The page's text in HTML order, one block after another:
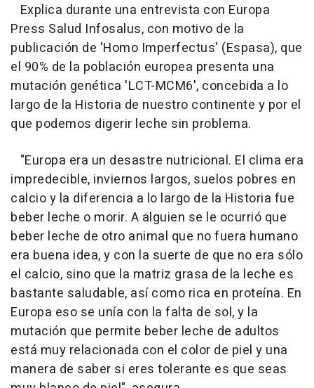
Explica durante una entrevista con Europa
Press Salud Infosalus, con motivo de la
publicación de 'Homo Imperfectus' (Espasa), que
el 90% de la población europea presenta una
mutación genética 'LCT-MCM6', concebida a lo
largo de la Historia de nuestro continente y por el
que podemos digerir leche sin problema.
"Europa era un desastre nutricional. El clima era
impredecible, inviernos largos, suelos pobres en
calcio y la diferencia a lo largo de la Historia fue
beber leche o morir. A alguien se le ocurrió que
beber leche de otro animal que no fuera humano
era buena idea, y con la suerte de que no era sólo
el calcio, sino que la matriz grasa de la leche es
bastante saludable, así como rica en proteína. En
Europa eso se unía con la falta de sol, y la
mutación que permite beber leche de adultos
está muy relacionada con el color de piel y una
manera de saber si eres tolerante es que seas